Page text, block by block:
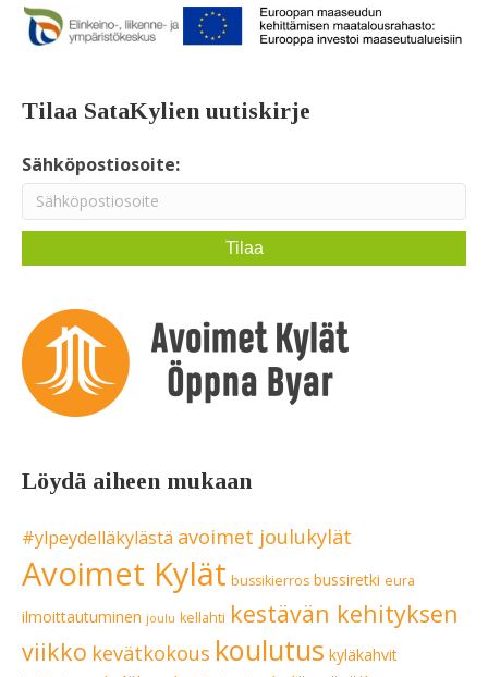
Tilaa SataKylien uutiskirje
Sähköpostiosoite:
Löydä aiheen mukaan
#ylpeydelläkylästä avoimet joulukylät
Avoimet Kylät bussikierros bussiretki eura
ilmoittautuminen joulu kellahti kestävän kehityksen
viikko kevätkokous koulutus kyläkahvit